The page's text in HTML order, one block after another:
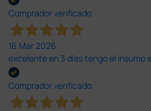
Comprador verificado
16 Mar 2026
excelente en 3 días tengo el insumo
Comprador verificado